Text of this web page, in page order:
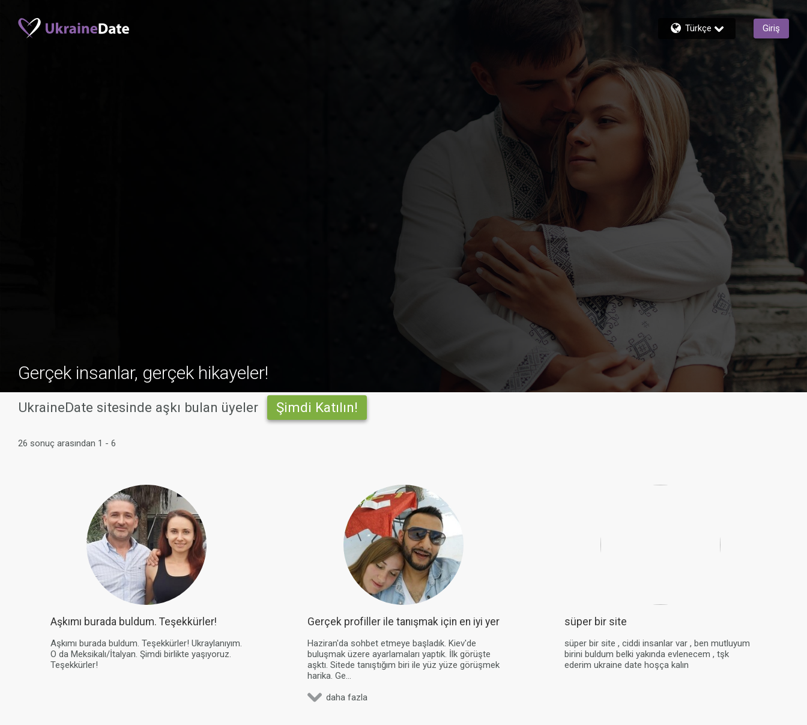
Türkçe Giriş
Gerçek insanlar, gerçek hikayeler!
UkraineDate sitesinde aşkı bulan üyeler Şimdi Katılın!
26 sonuç arasından 1 - 6
Aşkımı burada buldum. Teşekkürler!
Aşkımı burada buldum. Teşekkürler! Ukraylanıyım.
O da Meksikalı/İtalyan. Şimdi birlikte yaşıyoruz.
Teşekkürler!
Gerçek profiller ile tanışmak için en iyi yer
Haziran'da sohbet etmeye başladık. Kiev'de
buluşmak üzere ayarlamaları yaptık. İlk görüşte
aşktı. Sitede tanıştığım biri ile yüz yüze görüşmek
harika. Ge...
daha fazla
süper bir site
süper bir site , ciddi insanlar var , ben mutluyum
birini buldum belki yakında evlenecem , tşk
ederim ukraine date hoşça kalın